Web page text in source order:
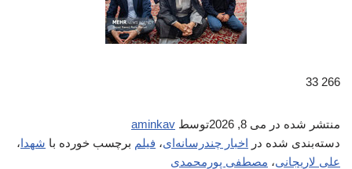
266 33
منتشر شده در می 8, 2026 توسط aminkav
دسته‌بندی شده در اخبار چندرسانه‌ای، فیلم برچسب خورده با شهدا،
علی لاریجانی، مصطفی پورمحمدی